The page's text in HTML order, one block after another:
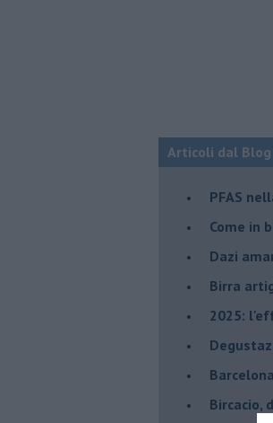
Articoli dal Blog
​PFAS
​Come in
Dazi
​Birra
​2025:
Bircacio,